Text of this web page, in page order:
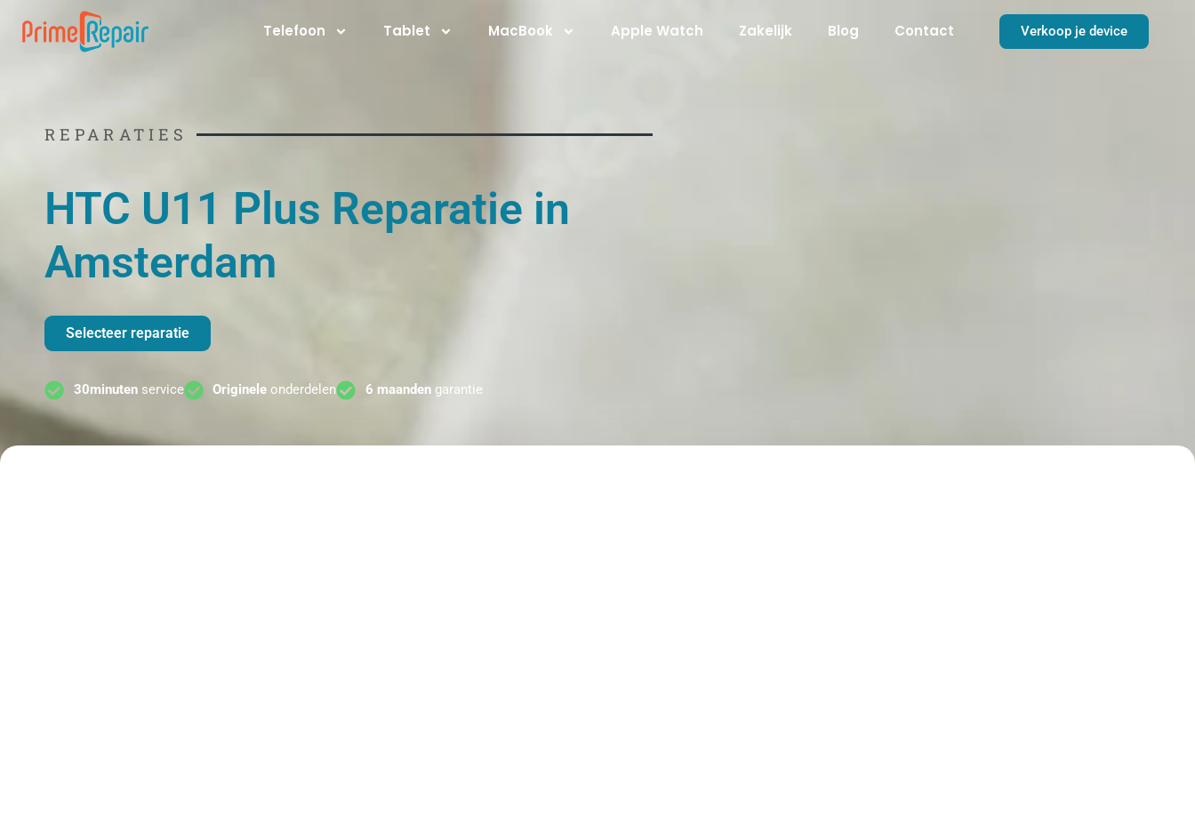
naar
Telefoon Tablet MacBook Apple Watch Zakelijk Blog Contact Verkoop je device
REPARATIES
HTC U11 Plus Reparatie in
Amsterdam
Selecteer reparatie
30minutenservice Originele onderdelen 6 maandengarantie